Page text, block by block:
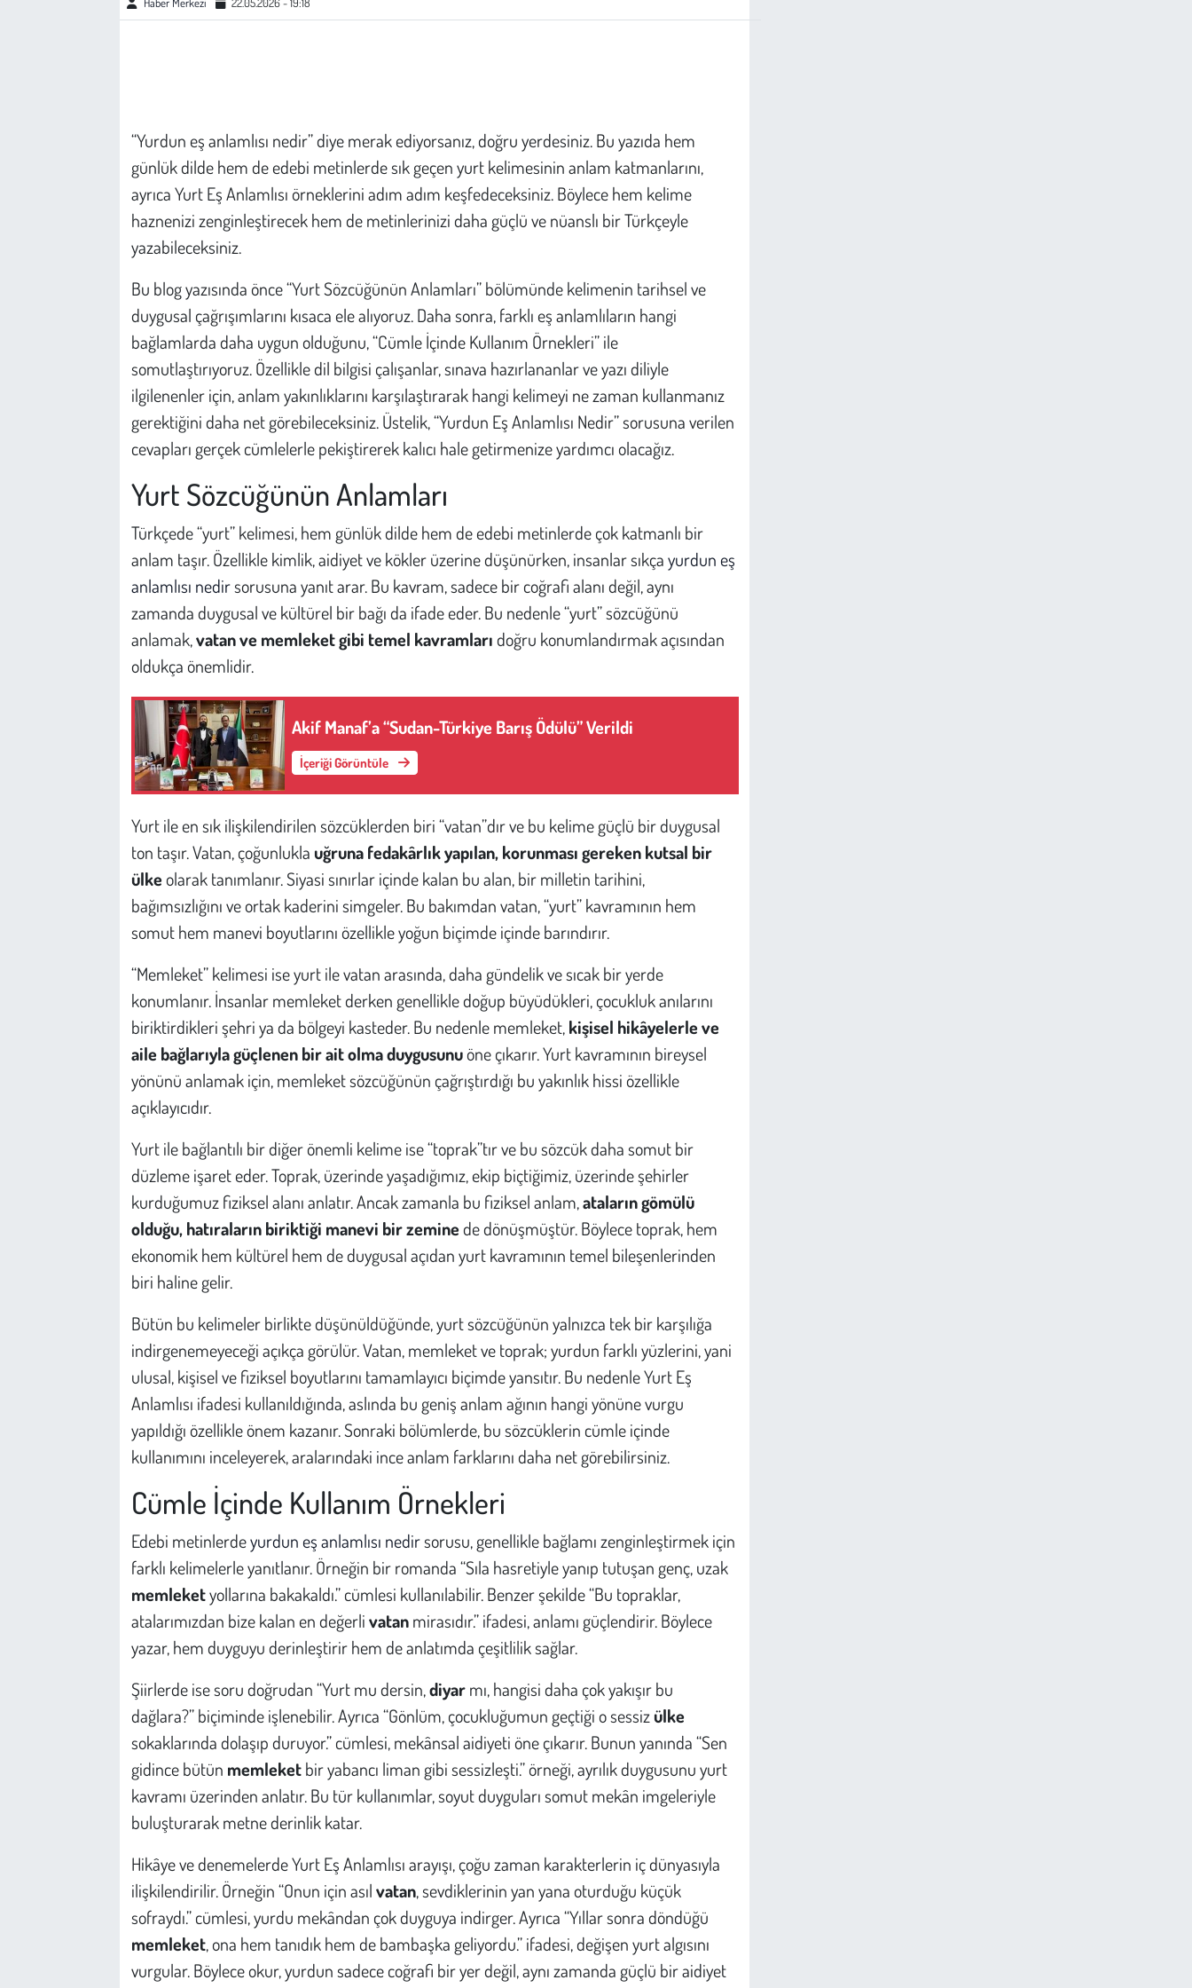
Haber Merkezi 22.05.2026 - 19:18
“Yurdun eş anlamlısı nedir” diye merak ediyorsanız, doğru yerdesiniz. Bu yazıda hem
günlük dilde hem de edebi metinlerde sık geçen yurt kelimesinin anlam katmanlarını,
ayrıca Yurt Eş Anlamlısı örneklerini adım adım keşfedeceksiniz. Böylece hem kelime
haznenizi zenginleştirecek hem de metinlerinizi daha güçlü ve nüanslı bir Türkçeyle
yazabileceksiniz.
Bu blog yazısında önce “Yurt Sözcüğünün Anlamları” bölümünde kelimenin tarihsel ve
duygusal çağrışımlarını kısaca ele alıyoruz. Daha sonra, farklı eş anlamlıların hangi
bağlamlarda daha uygun olduğunu, “Cümle İçinde Kullanım Örnekleri” ile
somutlaştırıyoruz. Özellikle dil bilgisi çalışanlar, sınava hazırlananlar ve yazı diliyle
ilgilenenler için, anlam yakınlıklarını karşılaştırarak hangi kelimeyi ne zaman kullanmanız
gerektiğini daha net görebileceksiniz. Üstelik, “Yurdun Eş Anlamlısı Nedir” sorusuna verilen
cevapları gerçek cümlelerle pekiştirerek kalıcı hale getirmenize yardımcı olacağız.
Yurt Sözcüğünün Anlamları
Türkçede “yurt” kelimesi, hem günlük dilde hem de edebi metinlerde çok katmanlı bir
anlam taşır. Özellikle kimlik, aidiyet ve kökler üzerine düşünürken, insanlar sıkçayurdun eş
anlamlısı nedirsorusuna yanıt arar. Bu kavram, sadece bir coğrafi alanı değil, aynı
zamanda duygusal ve kültürel bir bağı da ifade eder. Bu nedenle “yurt” sözcüğünü
anlamak,vatan ve memleket gibi temel kavramlarıdoğru konumlandırmak açısından
oldukça önemlidir.
Akif Manaf’a “Sudan-Türkiye Barış Ödülü” Verildi
İçeriği Görüntüle
Yurt ile en sık ilişkilendirilen sözcüklerden biri “vatan”dır ve bu kelime güçlü bir duygusal
ton taşır. Vatan, çoğunlukla uğruna fedakârlık yapılan, korunması gereken kutsal bir
ülkeolarak tanımlanır. Siyasi sınırlar içinde kalan bu alan, bir milletin tarihini,
bağımsızlığını ve ortak kaderini simgeler. Bu bakımdan vatan, “yurt” kavramının hem
somut hem manevi boyutlarını özellikle yoğun biçimde içinde barındırır.
“Memleket” kelimesi ise yurt ile vatan arasında, daha gündelik ve sıcak bir yerde
konumlanır. İnsanlar memleket derken genellikle doğup büyüdükleri, çocukluk anılarını
biriktirdikleri şehri ya da bölgeyi kasteder. Bu nedenle memleket,kişisel hikâyelerle ve
aile bağlarıyla güçlenen bir ait olma duygusunuöne çıkarır. Yurt kavramının bireysel
yönünü anlamak için, memleket sözcüğünün çağrıştırdığı bu yakınlık hissi özellikle
açıklayıcıdır.
Yurt ile bağlantılı bir diğer önemli kelime ise “toprak”tır ve bu sözcük daha somut bir
düzleme işaret eder. Toprak, üzerinde yaşadığımız, ekip biçtiğimiz, üzerinde şehirler
kurduğumuz fiziksel alanı anlatır. Ancak zamanla bu fiziksel anlam,ataların gömülü
olduğu, hatıraların biriktiği manevi bir zeminede dönüşmüştür. Böylece toprak, hem
ekonomik hem kültürel hem de duygusal açıdan yurt kavramının temel bileşenlerinden
biri haline gelir.
Bütün bu kelimeler birlikte düşünüldüğünde, yurt sözcüğünün yalnızca tek bir karşılığa
indirgenemeyeceği açıkça görülür. Vatan, memleket ve toprak; yurdun farklı yüzlerini, yani
ulusal, kişisel ve fiziksel boyutlarını tamamlayıcı biçimde yansıtır. Bu nedenle Yurt Eş
Anlamlısı ifadesi kullanıldığında, aslında bu geniş anlam ağının hangi yönüne vurgu
yapıldığı özellikle önem kazanır. Sonraki bölümlerde, bu sözcüklerin cümle içinde
kullanımını inceleyerek, aralarındaki ince anlam farklarını daha net görebilirsiniz.
Cümle İçinde Kullanım Örnekleri
Edebi metinlerdeyurdun eş anlamlısı nedirsorusu, genellikle bağlamı zenginleştirmek için
farklı kelimelerle yanıtlanır. Örneğin bir romanda “Sıla hasretiyle yanıp tutuşan genç, uzak
memleketyollarına bakakaldı.” cümlesi kullanılabilir. Benzer şekilde “Bu topraklar,
atalarımızdan bize kalan en değerlivatanmirasıdır.” ifadesi, anlamı güçlendirir. Böylece
yazar, hem duyguyu derinleştirir hem de anlatımda çeşitlilik sağlar.
Şiirlerde ise soru doğrudan “Yurt mu dersin,diyarmı, hangisi daha çok yakışır bu
dağlara?” biçiminde işlenebilir. Ayrıca “Gönlüm, çocukluğumun geçtiği o sessizülke
sokaklarında dolaşıp duruyor.” cümlesi, mekânsal aidiyeti öne çıkarır. Bunun yanında “Sen
gidince bütün memleketbir yabancı liman gibi sessizleşti.” örneği, ayrılık duygusunu yurt
kavramı üzerinden anlatır. Bu tür kullanımlar, soyut duyguları somut mekân imgeleriyle
buluşturarak metne derinlik katar.
Hikâye ve denemelerde Yurt Eş Anlamlısı arayışı, çoğu zaman karakterlerin iç dünyasıyla
ilişkilendirilir. Örneğin “Onun için asılvatan, sevdiklerinin yan yana oturduğu küçük
sofraydı.” cümlesi, yurdu mekândan çok duyguya indirger. Ayrıca “Yıllar sonra döndüğü
memleket, ona hem tanıdık hem de bambaşka geliyordu.” ifadesi, değişen yurt algısını
vurgular. Böylece okur, yurdun sadece coğrafi bir yer değil, aynı zamanda güçlü bir aidiyet
Günün İçinden